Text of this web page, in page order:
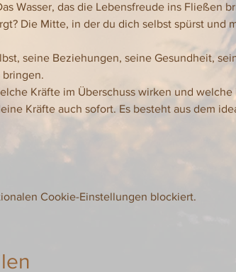
Wasser, das die Lebensfreude ins Fließen
Die Mitte, in der du dich selbst spürst und
seine Beziehungen, seine Gesundheit,
bringen.
Kräfte im Überschuss wirken und
Kräfte auch sofort. Es besteht aus dem
Cookie-Einstellungen blockiert.